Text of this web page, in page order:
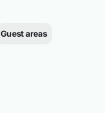
Guest areas